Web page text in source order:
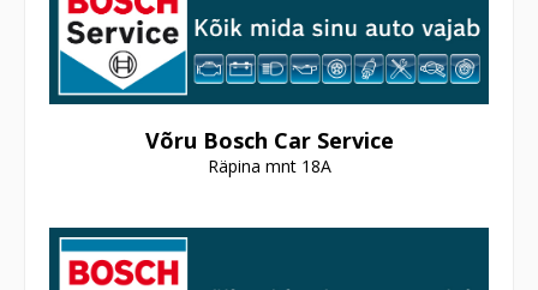
Võru Bosch Car Service
Räpina mnt 18A